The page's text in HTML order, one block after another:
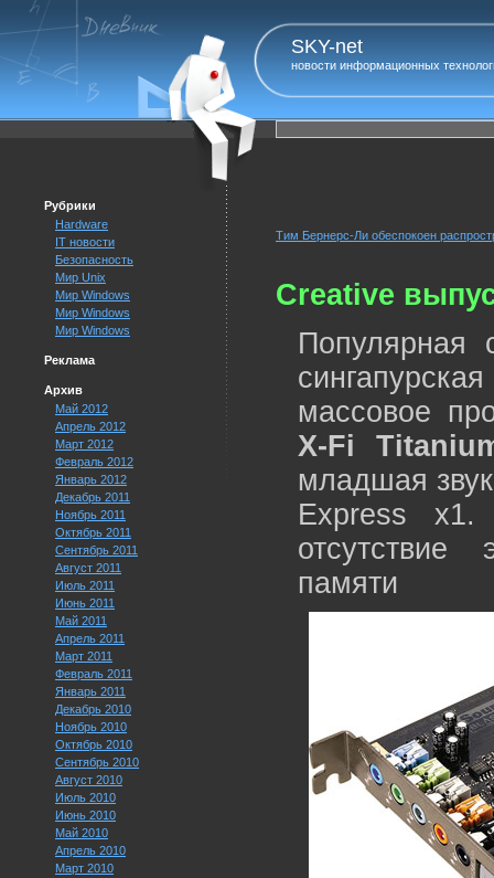
SKY-net
новости информационных
Рубрики
Hardware
IT новости
Безопасность
Мир Unix
Мир Windows
Мир Windows
Мир Windows
Реклама
Архив
Май 2012
Апрель 2012
Март 2012
Февраль 2012
Январь 2012
Декабрь 2011
Ноябрь 2011
Октябрь 2011
Сентябрь 2011
Август 2011
Июль 2011
Июнь 2011
Май 2011
Апрель 2011
Март 2011
Февраль 2011
Январь 2011
Декабрь 2010
Ноябрь 2010
Октябрь 2010
Сентябрь 2010
Август 2010
Июль 2010
Июнь 2010
Май 2010
Апрель 2010
Март 2010
Тим Бернерс-Ли обеспокоен
Creative
Популярная
массовое
X-Fi
младшая
Express x1.
отсутствие